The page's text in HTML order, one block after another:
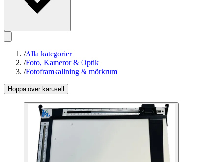
/Alla kategorier
/Foto, Kameror & Optik
/Fotoframkallning & mörkrum
Hoppa över karusell